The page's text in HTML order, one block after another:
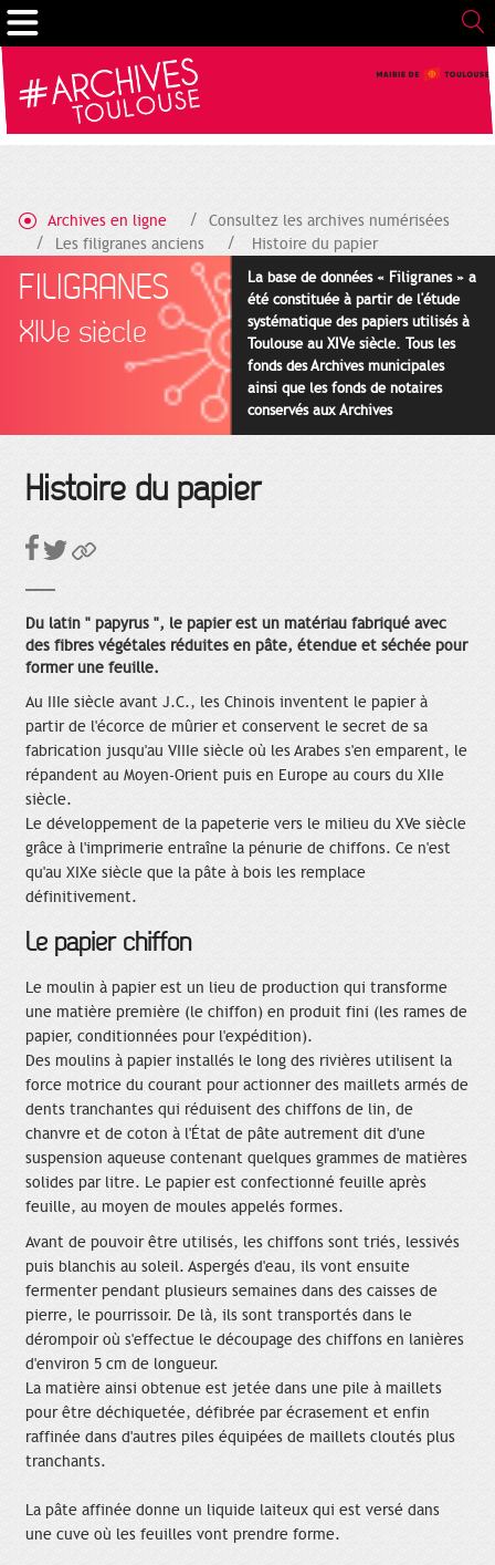
Archives en ligne
Consultez les archives numérisées
Les filigranes anciens
Histoire du papier
FILIGRANES
XIVe siècle
La base de données « Filigranes » a
été constituée à partir de l'étude
systématique des papiers utilisés à
Toulouse au XIVe siècle. Tous les
fonds des Archives municipales
ainsi que les fonds de notaires
conservés aux Archives
départementales pour cette
Histoire du papier
Du latin " papyrus ", le papier est un matériau fabriqué avec
des fibres végétales réduites en pâte, étendue et séchée pour
former une feuille.
Au IIIe siècle avant J.C., les Chinois inventent le papier à
partir de l'écorce de mûrier et conservent le secret de sa
fabrication jusqu'au VIIIe siècle où les Arabes s'en emparent, le
répandent au Moyen-Orient puis en Europe au cours du XIIe
siècle.
Le développement de la papeterie vers le milieu du XVe siècle
grâce à l'imprimerie entraîne la pénurie de chiffons. Ce n'est
qu'au XIXe siècle que la pâte à bois les remplace
définitivement.
Le papier chiffon
Le moulin à papier est un lieu de production qui transforme
une matière première (le chiffon) en produit fini (les rames de
papier, conditionnées pour l'expédition).
Des moulins à papier installés le long des rivières utilisent la
force motrice du courant pour actionner des maillets armés de
dents tranchantes qui réduisent des chiffons de lin, de
chanvre et de coton à l'État de pâte autrement dit d'une
suspension aqueuse contenant quelques grammes de matières
solides par litre. Le papier est confectionné feuille après
feuille, au moyen de moules appelés formes.
Avant de pouvoir être utilisés, les chiffons sont triés, lessivés
puis blanchis au soleil. Aspergés d'eau, ils vont ensuite
fermenter pendant plusieurs semaines dans des caisses de
pierre, le pourrissoir. De là, ils sont transportés dans le
dérompoir où s'effectue le découpage des chiffons en lanières
d'environ 5 cm de longueur.
La matière ainsi obtenue est jetée dans une pile à maillets
pour être déchiquetée, défibrée par écrasement et enfin
raffinée dans d'autres piles équipées de maillets cloutés plus
tranchants.
La pâte affinée donne un liquide laiteux qui est versé dans
une cuve où les feuilles vont prendre forme.
Gestion de vos préférences sur les cookies